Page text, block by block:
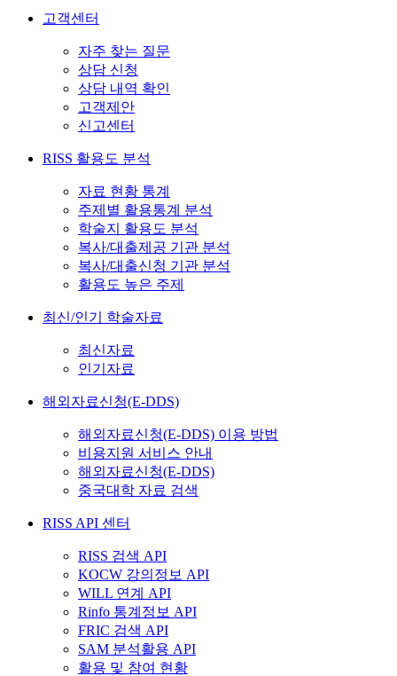
고객센터
자주 찾는 질문
상담 신청
상담 내역 확인
고객제안
신고센터
RISS 활용도 분석
자료 현황 통계
주제별 활용통계 분석
학술지 활용도 분석
복사/대출제공 기관 분석
복사/대출신청 기관 분석
활용도 높은 주제
최신/인기 학술자료
최신자료
인기자료
해외자료신청(E-DDS)
해외자료신청(E-DDS) 이용 방법
비용지원 서비스 안내
해외자료신청(E-DDS)
중국대학 자료 검색
RISS API 센터
RISS 검색 API
KOCW 강의정보 API
WILL 연계 API
Rinfo 통계정보 API
FRIC 검색 API
SAM 분석활용 API
활용 및 참여 현황